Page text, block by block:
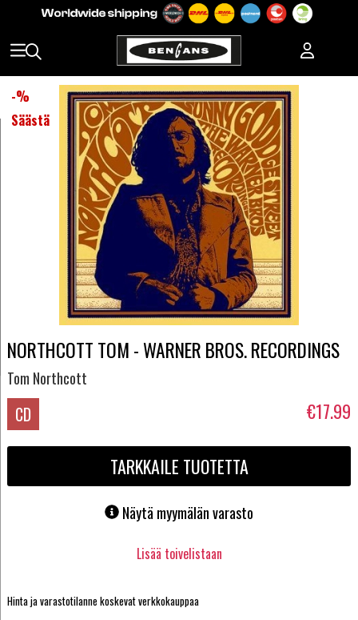
-%
Säästä
NORTHCOTT TOM - WARNER BROS. RECORDINGS
Tom Northcott
CD €17.99
TARKKAILE TUOTETTA
Näytä myymälän varasto
Lisää toivelistaan
Hinta ja varastotilanne koskevat verkkokauppaa